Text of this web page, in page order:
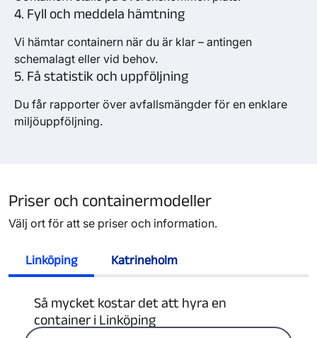
4. Fyll och meddela hämtning
Vi hämtar containern när du är klar – antingen
schemalagt eller vid behov.
5. Få statistik och uppföljning
Du får rapporter över avfallsmängder för en enklare
miljöuppföljning.
Priser och containermodeller
Välj ort för att se priser och information.
Linköping Katrineholm
Så mycket kostar det att hyra en
container i Linköping